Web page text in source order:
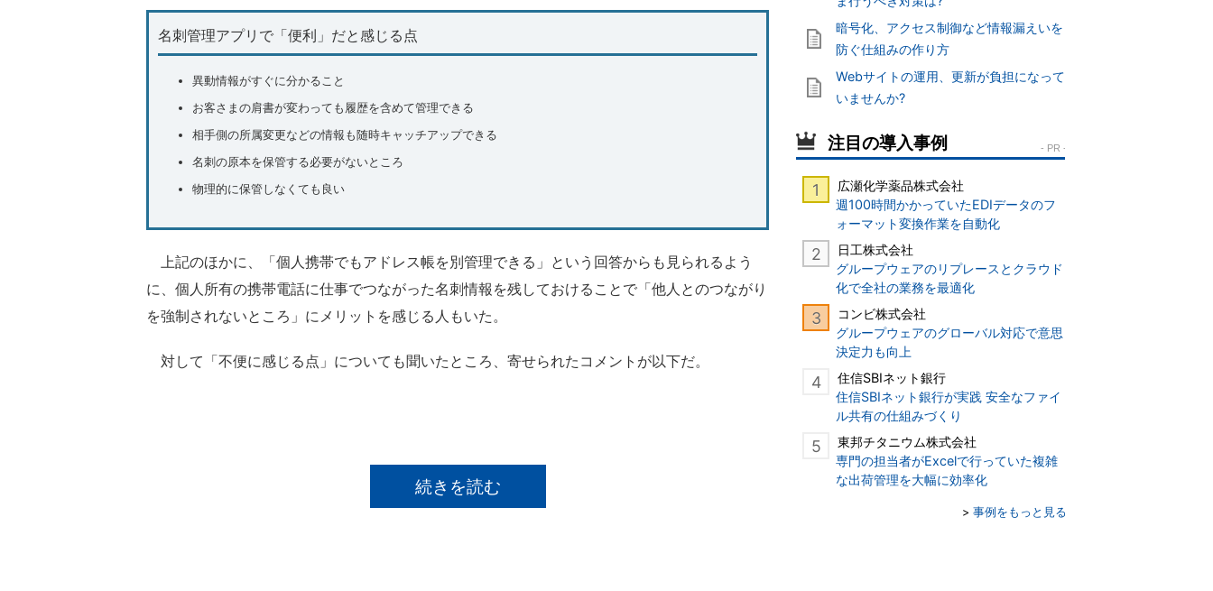
名刺管理アプリで「便利」だと感じる点
異動情報がすぐに分かること
お客さまの肩書が変わっても履歴を含めて管理できる
相手側の所属変更などの情報も随時キャッチアップできる
名刺の原本を保管する必要がないところ
物理的に保管しなくても良い
上記のほかに、「個人携帯でもアドレス帳を別管理できる」という回答からも見られるよう
に、個人所有の携帯電話に仕事でつながった名刺情報を残しておけることで「他人とのつながり
を強制されないところ」にメリットを感じる人もいた。
対して「不便に感じる点」についても聞いたところ、寄せられたコメントが以下だ。
続きを読む
暗号化、アクセス制御など情報漏えいを
防ぐ仕組みの作り方
Webサイトの運用、更新が負担になって
いませんか?